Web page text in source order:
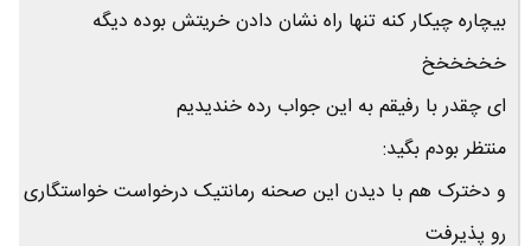
بیچاره چیکار کنه تنها راه نشان دادن خریتش بوده دیگه
خخخخخخ
ای چقدر با رفیقم به این جواب رده خندیدیم
منتظر بودم بگید:
و دخترک هم با دیدن این صحنه رمانتیک درخواست خواستگاری
رو پذیرفت